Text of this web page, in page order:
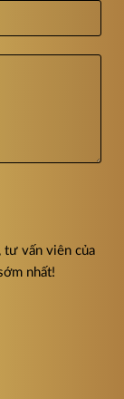
tư vấn viên của
nhất!